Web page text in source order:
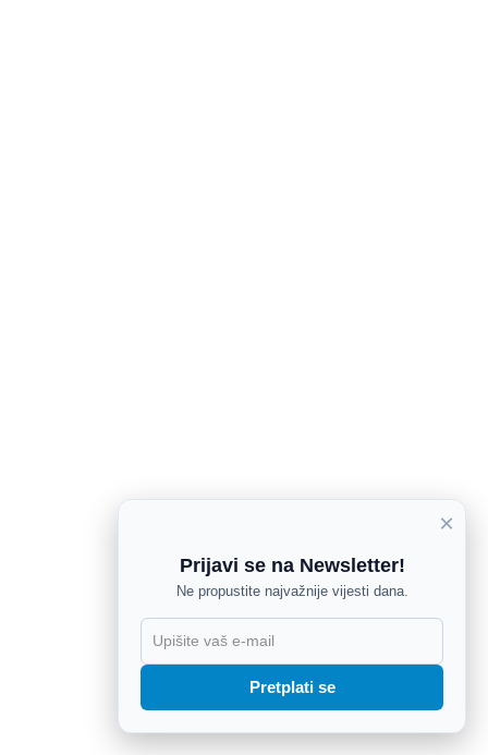
×
Prijavi se na Newsletter!
Ne propustite najvažnije vijesti dana.
Pretplati se